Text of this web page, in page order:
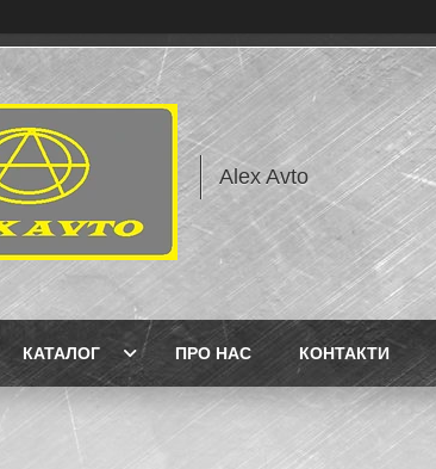
Alex Avto
КАТАЛОГ ПРО НАС КОНТАКТИ